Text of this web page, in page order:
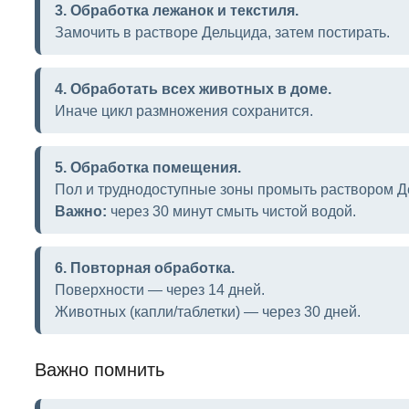
3. Обработка лежанок и текстиля.
Замочить в растворе Дельцида, затем постирать.
4. Обработать всех животных в доме.
Иначе цикл размножения сохранится.
5. Обработка помещения.
Пол и труднодоступные зоны промыть раствором
Важно: через 30 минут смыть чистой водой.
6. Повторная обработка.
Поверхности — через 14 дней.
Животных (капли/таблетки) — через 30 дней.
Важно помнить